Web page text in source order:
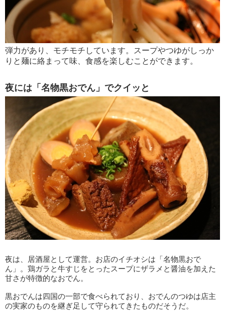
弾力があり、モチモチしています。スープやつゆがしっか
りと麺に絡まって味、食感を楽しむことができます。
夜には「名物黒おでん」でクイッと
夜は、居酒屋として運営。お店のイチオシは「名物黒おで
ん」。鶏ガラと牛すじをとったスープにザラメと醤油を加えた
甘さが特徴的なおでん。
黒おでんは四国の一部で食べられており、おでんのつゆは店主
の実家のものを継ぎ足して守られてきたものだそうだ。